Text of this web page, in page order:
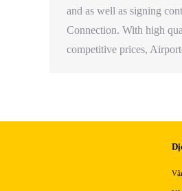
and as well as signing
Connection. With high
competitive prices,